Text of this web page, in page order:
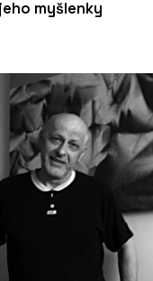
myšlenky